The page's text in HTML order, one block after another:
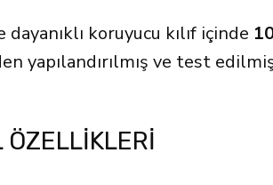
koruyucu kılıf içinde
yapılandırılmış ve test